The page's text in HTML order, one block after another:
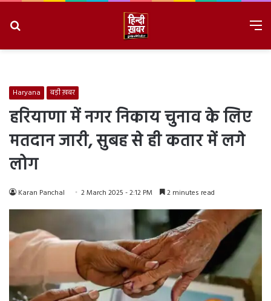
Haryana बड़ी ख़बर
हरियाणा में नगर निकाय चुनाव के लिए
मतदान जारी, सुबह से ही कतार में लगे
लोग
Karan Panchal 2 March 2025 - 2:12 PM 2 minutes read